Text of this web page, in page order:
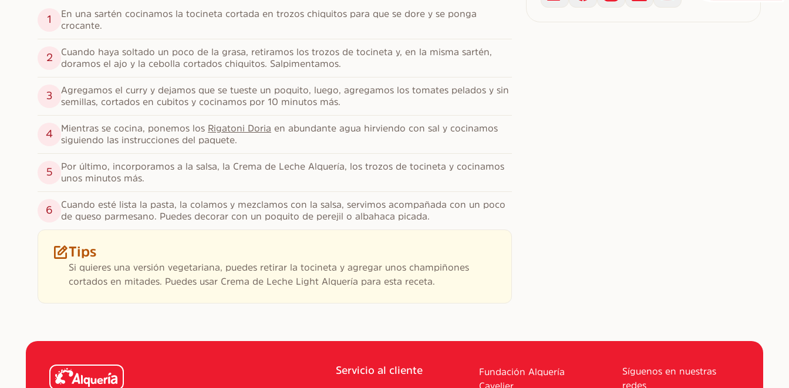
1
En una sartén cocinamos la tocineta cortada en trozos chiquitos para que se dore y se ponga
crocante.
2
Cuando haya soltado un poco de la grasa, retiramos los trozos de tocineta y, en la misma sartén,
doramos el ajo y la cebolla cortados chiquitos. Salpimentamos.
3
Agregamos el curry y dejamos que se tueste un poquito, luego, agregamos los tomates pelados y sin
semillas, cortados en cubitos y cocinamos por 10 minutos más.
4
Mientras se cocina, ponemos los Rigatoni Doria en abundante agua hirviendo con sal y cocinamos
siguiendo las instrucciones del paquete.
5
Por último, incorporamos a la salsa, la Crema de Leche Alquería, los trozos de tocineta y cocinamos
unos minutos más.
6
Cuando esté lista la pasta, la colamos y mezclamos con la salsa, servimos acompañada con un poco
de queso parmesano. Puedes decorar con un poquito de perejil o albahaca picada.
Tips
Si quieres una versión vegetariana, puedes retirar la tocineta y agregar unos champiñones
cortados en mitades. Puedes usar Crema de Leche Light Alquería para esta receta.
Servicio al cliente
Fundación Alquería
Cavelier
Síguenos en nuestras
redes